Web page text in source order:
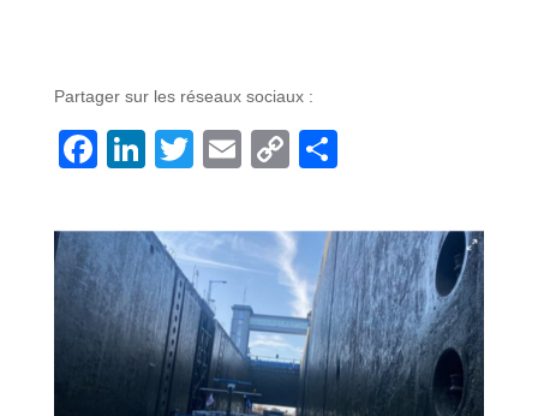
Partager sur les réseaux sociaux :
Facebook
LinkedIn
Twitter
EmailCopy